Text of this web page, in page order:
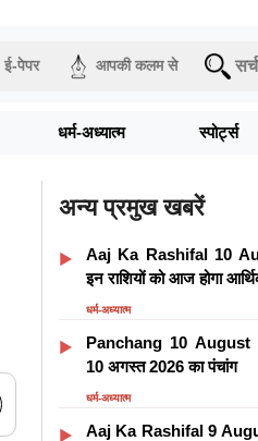
ई-पेपर आपकी कलम से सर्च
धर्म-अध्यात्म स्पोर्ट्स
अन्य प्रमुख खबरें
Aaj Ka Rashifal 10
इन राशियों को आज होगा
धर्म-अध्यात्म
Panchang 10 August
10 अगस्त 2026 का पंचांग
धर्म-अध्यात्म
Aaj Ka Rashifal 9